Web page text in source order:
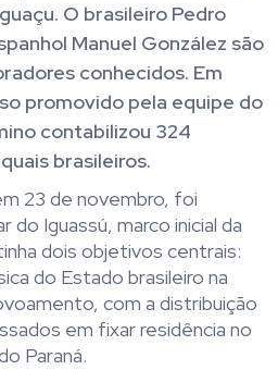
O brasileiro Pedro
Manuel González são
conhecidos. Em
promovido pela equipe do
contabilizou 324
brasileiros.
23 de novembro, foi
do Iguassú, marco inicial da
dois objetivos centrais:
do Estado brasileiro na
com a distribuição
em fixar residência no
Paraná.